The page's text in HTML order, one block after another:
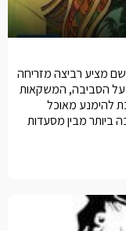
מציע רביצה מזריחה
על הסביבה, המשקאות
להימנע מאוכל
ביותר מבין מסעדות